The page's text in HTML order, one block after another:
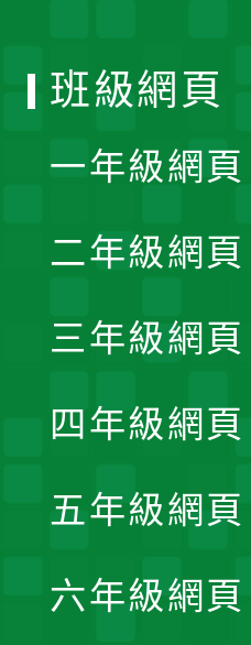
班級網頁
一年級網頁
二年級網頁
三年級網頁
四年級網頁
五年級網頁
六年級網頁